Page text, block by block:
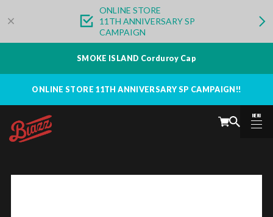
ONLINE STORE
11TH ANNIVERSARY SP
CAMPAIGN
SMOKE ISLAND Corduroy Cap
ONLINE STORE 11TH ANNIVERSARY SP CAMPAIGN!!
MENU
CLOSE